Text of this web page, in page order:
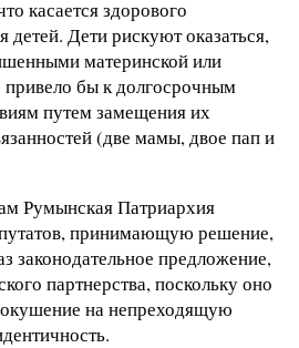
касается здорового
детей. Дети рискуют оказаться,
материнской или
привело бы к долгосрочным
путем замещения их
(две мамы, двое пап и
Румынская Патриархия
принимающую решение,
законодательное предложение,
партнерства, поскольку оно
на непреходящую